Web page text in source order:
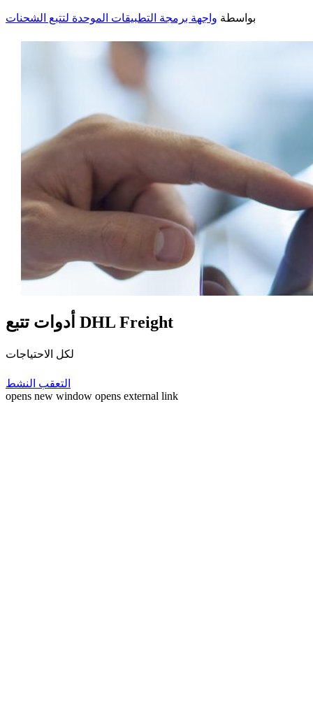
بواسطة واجهة برمجة التطبيقات الموحدة لتتبع الشحنات
أدوات تتبع DHL Freight
لكل الاحتياجات
التعقب النشط
opens new window opens external link